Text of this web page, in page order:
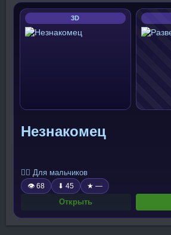
3D
Незнакомец
🧍‍♂️ Для мальчиков
👁 68 ⬇ 45 ★ —
Открыть